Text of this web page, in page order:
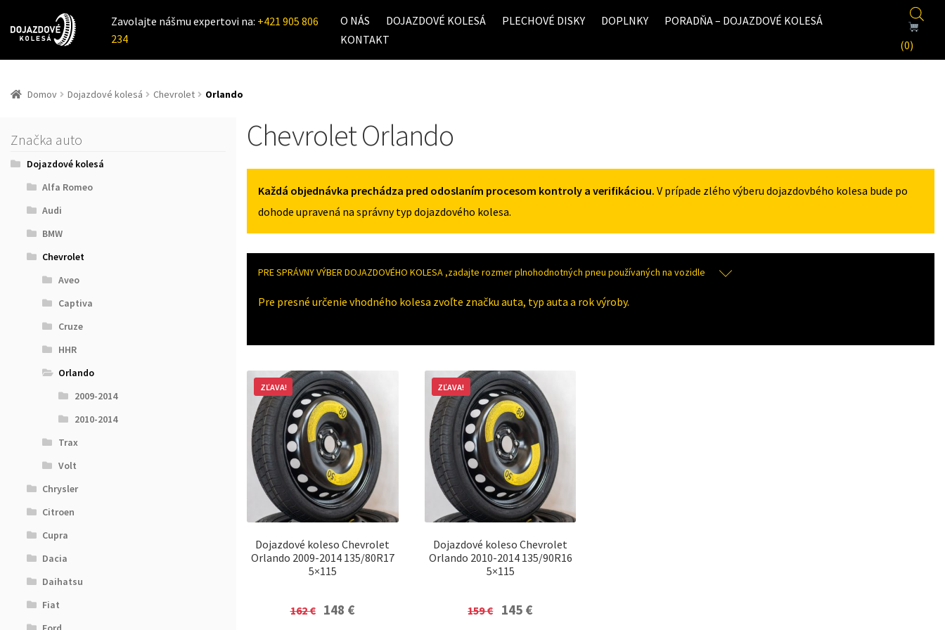
Zavolajte nášmu expertovi na: +421 905 806
234
O NÁS DOJAZDOVÉ KOLESÁ PLECHOVÉ DISKY DOPLNKY
PORADŇA – DOJAZDOVÉ KOLESÁ
KONTAKT
(0)
Domov Dojazdové kolesá Chevrolet Orlando
Značka auto
Dojazdové kolesá
Alfa Romeo
Audi
BMW
Chevrolet
Aveo
Captiva
Cruze
HHR
Orlando
2009-2014
2010-2014
Trax
Volt
Chrysler
Citroen
Cupra
Dacia
Daihatsu
Fiat
Chevrolet Orlando
Každá objednávka prechádza pred odoslaním procesom kontroly a verifikáciou. V prípade zlého výberu dojazdovbého kolesa bude po
dohode upravená na správny typ dojazdového kolesa.
PRE SPRÁVNY VÝBER DOJAZDOVÉHO KOLESA ,zadajte rozmer plnohodnotných pneu používaných na vozidle
Pre presné určenie vhodného kolesa zvoľte značku auta, typ auta a rok výroby.
Dojazdové koleso Chevrolet
Orlando 2009-2014 135/80R17
5×115
ZĽAVA!
162€
Original
148 €
Dojazdové koleso Chevrolet
Orlando 2010-2014 135/90R16
5×115
ZĽAVA!
159€
Original
145 €Current